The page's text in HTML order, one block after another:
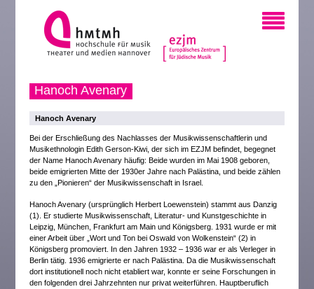
Hanoch Avenary
Hanoch Avenary
Bei der Erschließung des Nachlasses der Musikwissenschaftlerin und
Musikethnologin Edith Gerson-Kiwi, der sich im EZJM befindet, begegnet
der Name Hanoch Avenary häufig: Beide wurden im Mai 1908 geboren,
beide emigrierten Mitte der 1930er Jahre nach Palästina, und beide zählen
zu den „Pionieren“ der Musikwissenschaft in Israel.
Hanoch Avenary (ursprünglich Herbert Loewenstein) stammt aus Danzig
(1). Er studierte Musikwissenschaft, Literatur- und Kunstgeschichte in
Leipzig, München, Frankfurt am Main und Königsberg. 1931 wurde er mit
einer Arbeit über „Wort und Ton bei Oswald von Wolkenstein“ (2) in
Königsberg promoviert. In den Jahren 1932 – 1936 war er als Verleger in
Berlin tätig. 1936 emigrierte er nach Palästina. Da die Musikwissenschaft
dort institutionell noch nicht etabliert war, konnte er seine Forschungen in
den folgenden drei Jahrzehnten nur privat weiterführen. Hauptberuflich